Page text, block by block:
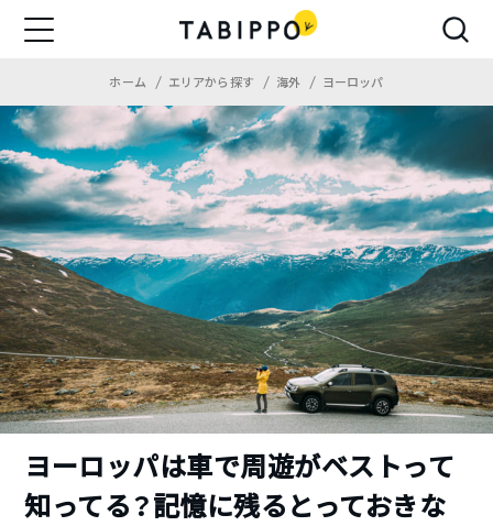
ホーム エリアから探す 海外 ヨーロッパ
ヨーロッパは車で周遊がベストって
知ってる？記憶に残るとっておきな